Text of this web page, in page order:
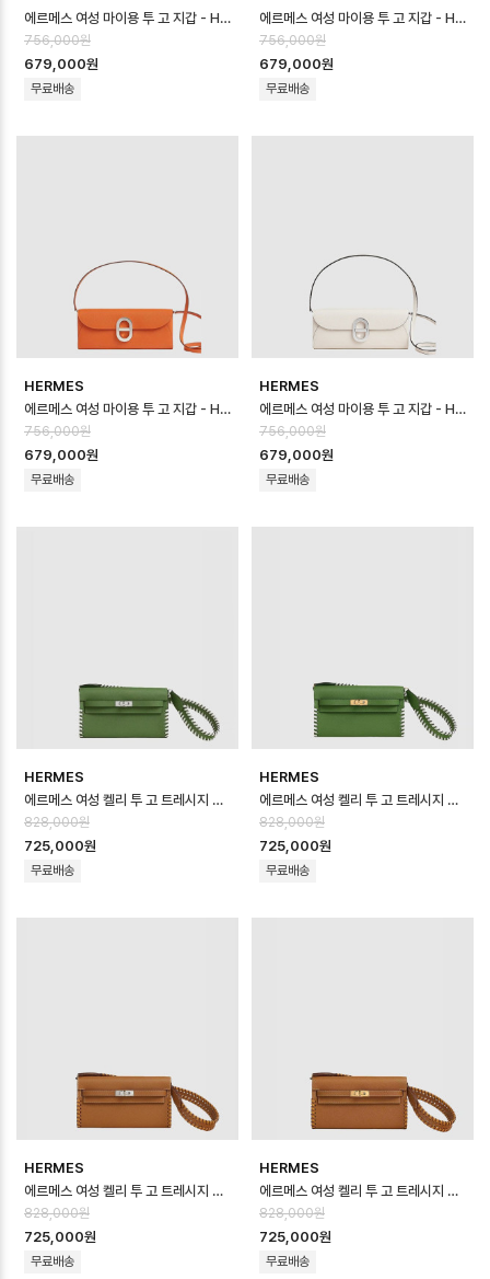
에르메스 여성 마이용 투 고 지갑 - Hermes Womens Maillon To Go W…
756,000원
679,000원
무료배송
에르메스 여성 마이용 투 고 지갑 - Hermes Womens Maillon To Go W…
756,000원
679,000원
무료배송
HERMES
에르메스 여성 마이용 투 고 지갑 - Hermes Womens Maillon To Go W…
756,000원
679,000원
무료배송
HERMES
에르메스 여성 마이용 투 고 지갑 - Hermes Womens Maillon To Go W…
756,000원
679,000원
무료배송
HERMES
에르메스 여성 켈리 투 고 트레시지 지갑 - Hermes Womens Kelly To Go…
828,000원
725,000원
무료배송
HERMES
에르메스 여성 켈리 투 고 트레시지 지갑 - Hermes Womens Kelly To Go…
828,000원
725,000원
무료배송
HERMES
에르메스 여성 켈리 투 고 트레시지 지갑 - Hermes Womens Kelly To Go…
828,000원
725,000원
무료배송
HERMES
에르메스 여성 켈리 투 고 트레시지 지갑 - Hermes Womens Kelly To Go…
828,000원
725,000원
무료배송